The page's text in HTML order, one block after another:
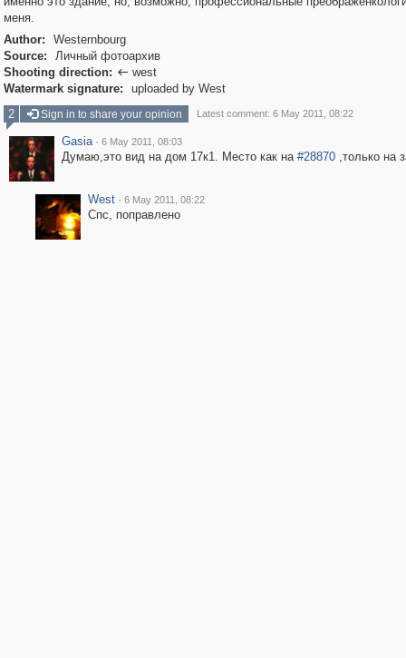
меня.
Author:
Westernbourg
Source:
Личный фотоархив
Shooting direction:  west
Watermark signature:
uploaded by West
2
Sign in to share your opinion Latest comment: 6 May 2011, 08:22
Gasia · 6 May 2011, 08:03
Думаю,это вид на дом 17к1. Место как на #28870,только на
West · 6 May 2011, 08:22
Спс, поправлено